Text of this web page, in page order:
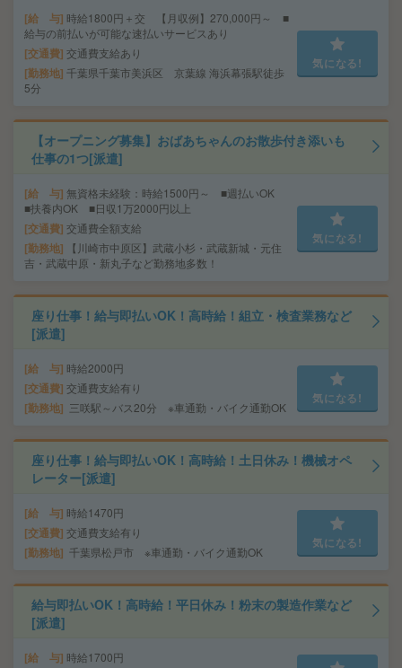
給 与 時給1800円＋交 【月収例】270,000円～ ■
給与の前払いが可能な速払いサービスあり
交通費 交通費支給あり
勤務地 千葉県千葉市美浜区 京葉線 海浜幕張駅徒歩
5分
気になる!
【オープニング募集】おばあちゃんのお散歩付き添いも
仕事の1つ[派遣]
給 与 無資格未経験：時給1500円～ ■週払いOK
■扶養内OK ■日収1万2000円以上
交通費 交通費全額支給
勤務地
【川崎市中原区】武蔵小杉・武蔵新城・元住
吉・武蔵中原・新丸子など勤務地多数！
気になる!
座り仕事！給与即払いOK！高時給！組立・検査業務など
[派遣]
給 与 時給2000円
交通費 交通費支給有り
勤務地 三咲駅～バス20分 ※車通勤・バイク通勤OK
気になる!
座り仕事！給与即払いOK！高時給！土日休み！機械オペ
レーター[派遣]
給 与 時給1470円
交通費 交通費支給有り
勤務地 千葉県松戸市 ※車通勤・バイク通勤OK
気になる!
給与即払いOK！高時給！平日休み！粉末の製造作業など
[派遣]
給 与 時給1700円